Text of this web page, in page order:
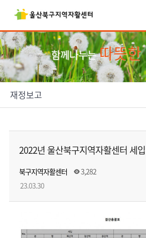
함께나누는따뜻
재정보고
2022년 울산북구지역자활센터 세
북구지역자활센터
3,282
23.03.30